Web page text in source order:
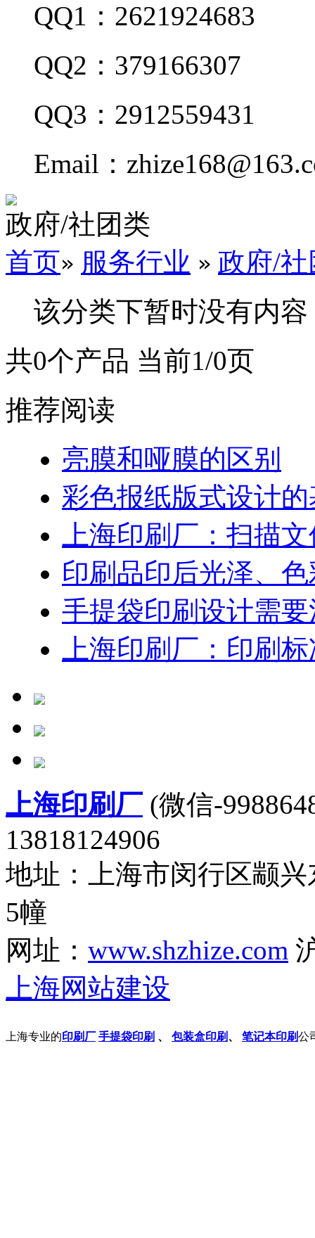
QQ1：2621924683
QQ2：379166307
QQ3：2912559431
Email：
政府/社团类
首页» 服务行业 » 政府/社
该分类下暂时没有内容
共0个产品 当前1/0页
推荐阅读
亮膜和哑膜的区别
彩色报纸版式设计
上海印刷厂：扫描
印刷品印后光泽、
手提袋印刷设计需
上海印刷厂：印刷
上海印刷厂 (微信-
13818124906
地址：上海市闵行区颛
5幢
网址： www.shzhize.com
上海网站建设
上海专业的印刷厂 手提袋印刷 、 包装盒印刷 、 笔记本印刷公